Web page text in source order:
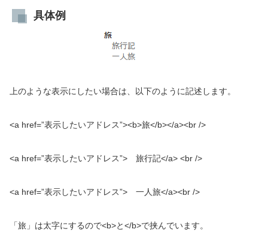
具体例
上のような表示にしたい場合は、以下のように記述します。
<a href=”表示したいアドレス”><b>旅</b></a><br />
<a href=”表示したいアドレス”> 旅行記</a> <br />
<a href=”表示したいアドレス”> 一人旅</a><br />
「旅」は太字にするので<b>と</b>で挟んでいます。